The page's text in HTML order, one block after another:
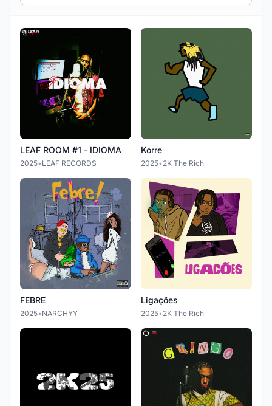
LEAF ROOM #1 - IDIOMA
2025• LEAF RECORDS
Korre
2025• 2K The Rich
FEBRE
2025• NARCHYY
Ligações
2025• 2K The Rich